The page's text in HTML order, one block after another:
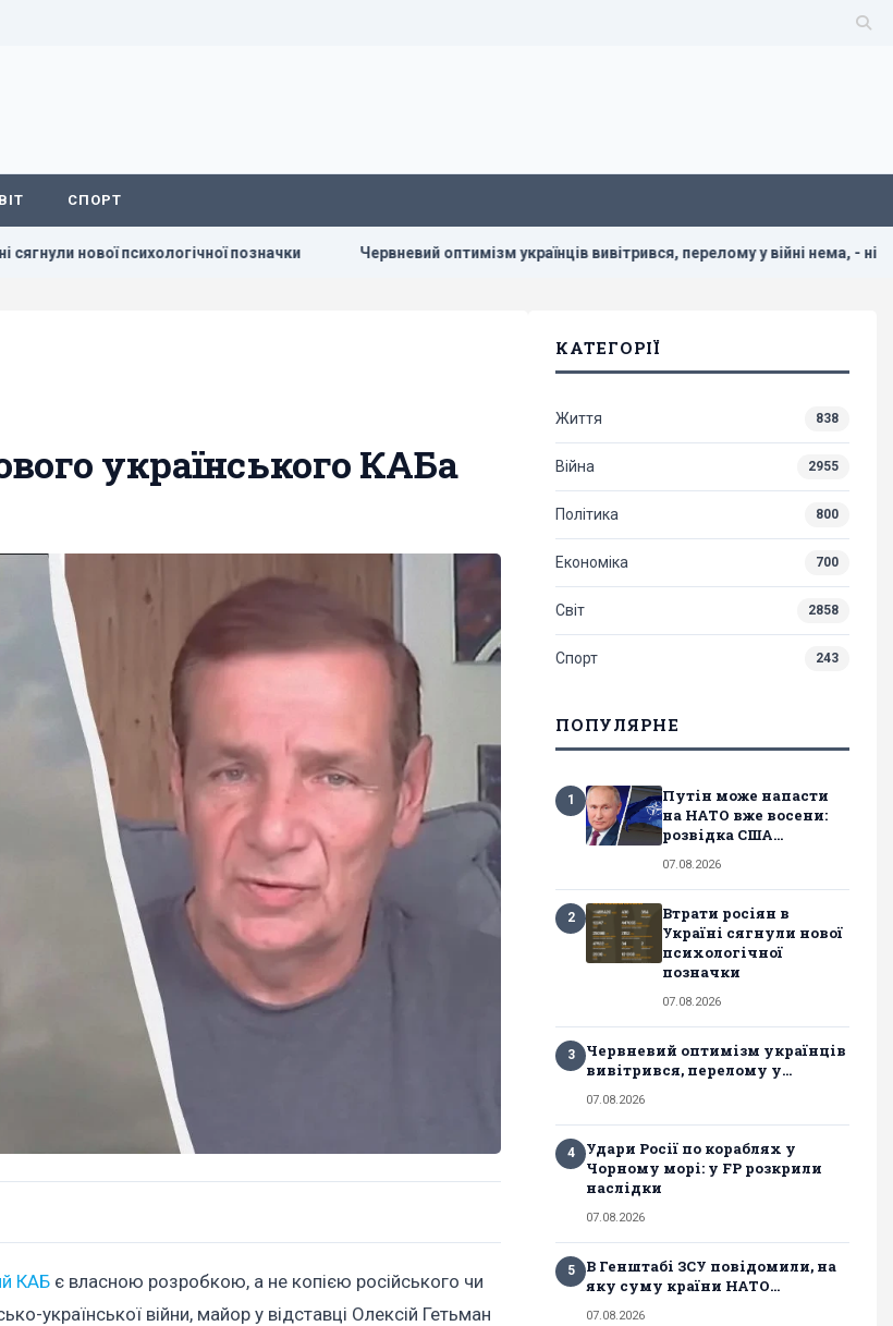
СПОРТ
психологічної позначки Червневий оптимізм українців вивітрився, перелому у війні нема, - німецький
українського КАБа
КАБ є власною розробкою, а не копією російського чи
української війни, майор у відставці Олексій Гетьман
КАТЕГОРІЇ
Життя 838
Війна 2955
Політика 800
Економіка 700
Світ 2858
Спорт 243
ПОПУЛЯРНЕ
1
Путін може напасти
на НАТО вже восени:
розвідка США...
07.08.2026
2
Втрати росіян в
Україні сягнули нової
психологічної
позначки
07.08.2026
3
Червневий оптимізм українців
вивітрився, перелому у...
07.08.2026
4
Удари Росії по кораблях у
Чорному морі: у FP розкрили
наслідки
07.08.2026
5
В Генштабі ЗСУ повідомили, на
яку суму країни НАТО...
07.08.2026